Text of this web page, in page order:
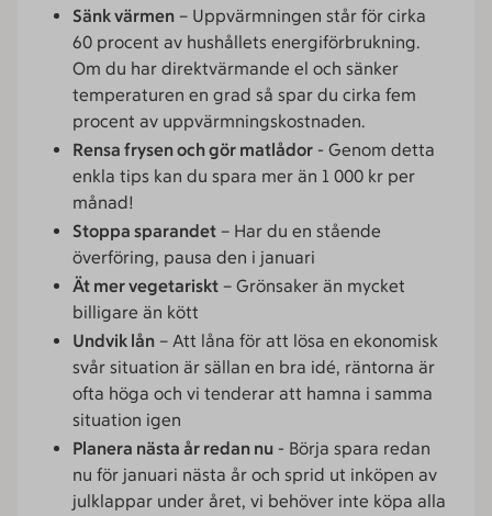
Sänk värmen – Uppvärmningen står för cirka
60 procent av hushållets energiförbrukning.
Om du har direktvärmande el och sänker
temperaturen en grad så spar du cirka fem
procent av uppvärmningskostnaden.
Rensa frysen och gör matlådor - Genom detta
enkla tips kan du spara mer än 1 000 kr per
månad!
Stoppa sparandet – Har du en stående
överföring, pausa den i januari
Ät mer vegetariskt – Grönsaker än mycket
billigare än kött
Undvik lån – Att låna för att lösa en ekonomisk
svår situation är sällan en bra idé, räntorna är
ofta höga och vi tenderar att hamna i samma
situation igen
Planera nästa år redan nu - Börja spara redan
nu för januari nästa år och sprid ut inköpen av
julklappar under året, vi behöver inte köpa alla